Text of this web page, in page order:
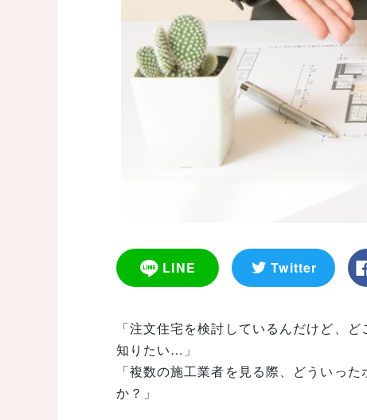
LINE Twitter
「注文住宅を検討しているんだけど、
知りたい…」
「複数の施工業者を見る際、どういっ
か？」